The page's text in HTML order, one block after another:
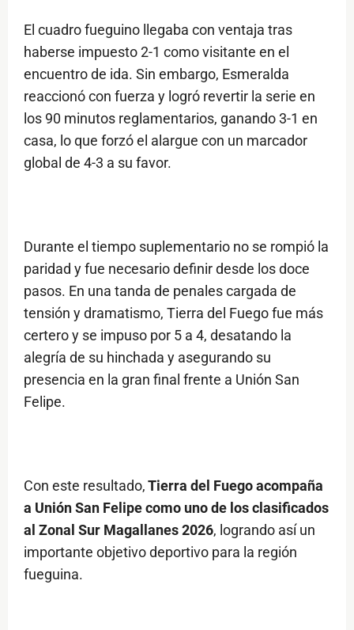
El cuadro fueguino llegaba con ventaja tras
haberse impuesto 2-1 como visitante en el
encuentro de ida. Sin embargo, Esmeralda
reaccionó con fuerza y logró revertir la serie en
los 90 minutos reglamentarios, ganando 3-1 en
casa, lo que forzó el alargue con un marcador
global de 4-3 a su favor.
Durante el tiempo suplementario no se rompió la
paridad y fue necesario definir desde los doce
pasos. En una tanda de penales cargada de
tensión y dramatismo, Tierra del Fuego fue más
certero y se impuso por 5 a 4, desatando la
alegría de su hinchada y asegurando su
presencia en la gran final frente a Unión San
Felipe.
Con este resultado,Tierra del Fuego acompaña
a Unión San Felipe como uno de los clasificados
al Zonal Sur Magallanes 2026, logrando así un
importante objetivo deportivo para la región
fueguina.